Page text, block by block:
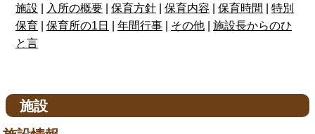
施設 入所の概要 |保育方針 |保育内容 |保育時間 |特別
保育 |保育所の1日 |年間行事 その他 |施設長からのひ
と言
施設